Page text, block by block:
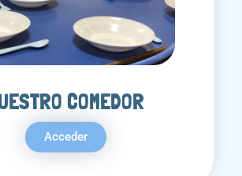
COMEDOR
Acceder